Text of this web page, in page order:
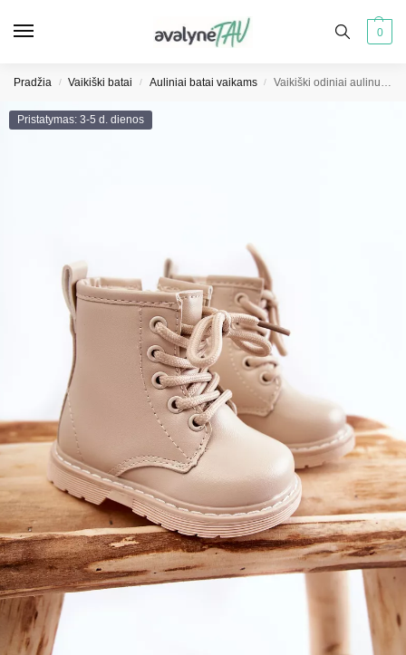
0
Pradžia / Vaikiški batai / Auliniai batai vaikams / Vaikiški odiniai aulinukai su užtrauktuku smėlio spalvos Omua
Pristatymas: 3-5 d. dienos